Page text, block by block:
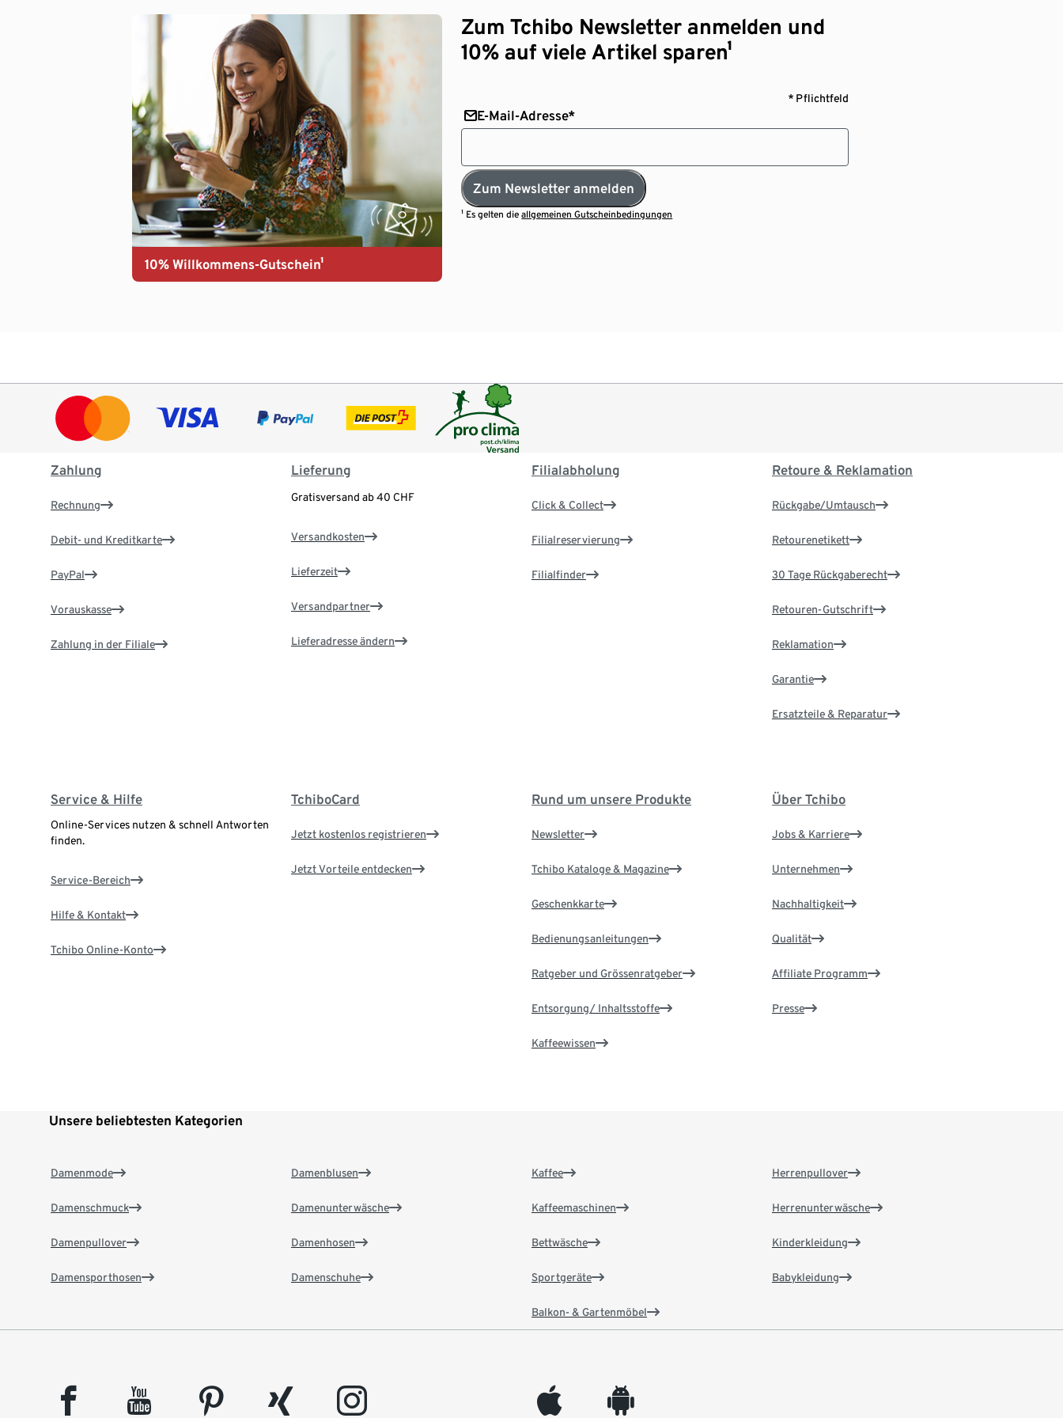
10% Willkommens-Gutschein¹
Zum Tchibo Newsletter anmelden und
10% auf viele Artikel sparen¹
* Pflichtfeld
E-Mail-Adresse*
Zum Newsletter anmelden
¹ Es gelten dieallgemeinen Gutscheinbedingungen
Zahlung
Rechnung
Debit- und Kreditkarte
PayPal
Vorauskasse
Zahlung in der Filiale
Lieferung
Gratisversand ab 40 CHF
Versandkosten
Lieferzeit
Versandpartner
Lieferadresse ändern
Filialabholung
Click & Collect
Filialreservierung
Filialfinder
Retoure & Reklamation
Rückgabe/Umtausch
Retourenetikett
30 Tage Rückgaberecht
Retouren-Gutschrift
Reklamation
Garantie
Ersatzteile & Reparatur
Service & Hilfe
Online-Services nutzen & schnell Antworten
finden.
Service-Bereich
Hilfe & Kontakt
Tchibo Online-Konto
TchiboCard
Jetzt kostenlos registrieren
Jetzt Vorteile entdecken
Rund um unsere Produkte
Newsletter
Tchibo Kataloge & Magazine
Geschenkkarte
Bedienungsanleitungen
Ratgeber und Grössenratgeber
Entsorgung/ Inhaltsstoffe
Kaffeewissen
Über Tchibo
Jobs & Karriere
Unternehmen
Nachhaltigkeit
Qualität
Affiliate Programm
Presse
Unsere beliebtesten Kategorien
Damenmode
Damenschmuck
Damenpullover
Damensporthosen
Damenblusen
Damenunterwäsche
Damenhosen
Damenschuhe
Kaffee
Kaffeemaschinen
Bettwäsche
Sportgeräte
Balkon- & Gartenmöbel
Herrenpullover
Herrenunterwäsche
Kinderkleidung
Babykleidung
facebook youtube pinterest xing instagram appleinc android